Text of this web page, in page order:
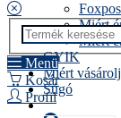
Miért
Miért
GYIK
Miért
Súgó
Menü
Kosár
Profil